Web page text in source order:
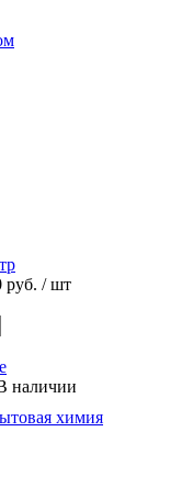
руб. / шт
наличии
химия